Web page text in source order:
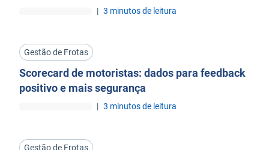
| 3 minutos de leitura
Gestão de Frotas
Scorecard de motoristas: dados para feedback
positivo e mais segurança
| 3 minutos de leitura
Gestão de Frotas